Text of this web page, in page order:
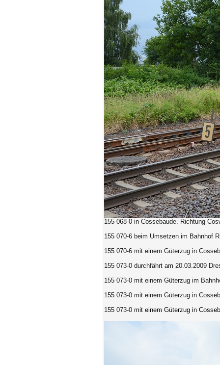
155 068-0 in Cossebaude. Richtung
155 070-6 beim Umsetzen im Bahnhof
155 070-6 mit einem Güterzug in
155 073-0 durchfährt am 20.03.2009
155 073-0 mit einem Güterzug im
155 073-0 mit einem Güterzug in
155 073-0 mit einem Güterzug in